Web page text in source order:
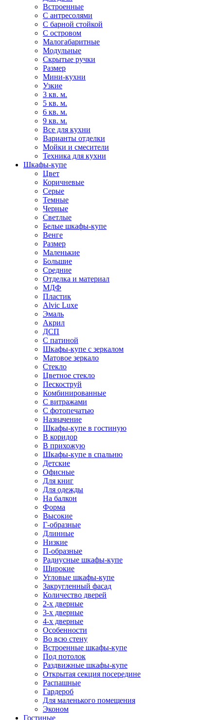
Встроенные
С антресолями
С барной стойкой
С островом
Малогабаритные
Модульные
Скрытые ручки
Размер
Мини-кухни
Узкие
3 кв. м.
5 кв. м.
6 кв. м.
9 кв. м.
Все для кухни
Варианты отделки
Мойки и смесители
Техника для кухни
Шкафы-купе
Цвет
Коричневые
Серые
Темные
Черные
Светлые
Белые шкафы-купе
Венге
Размер
Маленькие
Большие
Средние
Отделка и материал
МДФ
Пластик
Alvic Luxe
Эмаль
Акрил
ДСП
С патиной
Шкафы-купе с зеркалом
Матовое зеркало
Стекло
Цветное стекло
Пескоструй
Комбинированные
С витражами
С фотопечатью
Назначение
Шкафы-купе в гостиную
В коридор
В прихожую
Шкафы-купе в спальню
Детские
Офисные
Для книг
Для одежды
На балкон
Форма
Высокие
Г-образные
Длинные
Низкие
П-образные
Радиусные шкафы-купе
Широкие
Угловые шкафы-купе
Закругленный фасад
Количество дверей
2-х дверные
3-х дверные
4-х дверные
Особенности
Во всю стену
Встроенные шкафы-купе
Под потолок
Раздвижные шкафы-купе
Открытая секция посередине
Распашные
Гардероб
Для маленького помещения
Эконом
Гостиные